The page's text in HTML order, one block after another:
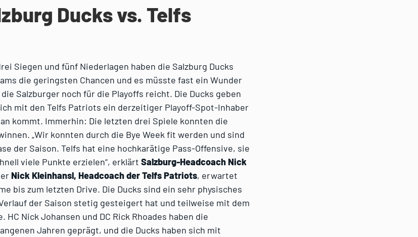
Ducks vs. Telfs
Siegen und fünf Niederlagen haben die Salzburg Ducks
die geringsten Chancen und es müsste fast ein Wunder
Salzburger noch für die Playoffs reicht. Die Ducks geben
mit den Telfs Patriots ein derzeitiger Playoff-Spot-Inhaber
kommt. Immerhin: Die letzten drei Spiele konnten die
„Wir konnten durch die Bye Week fit werden und sind
der Saison. Telfs hat eine hochkarätige Pass-Offensive, sie
viele Punkte erzielen“, erklärt Salzburg-Headcoach Nick
Nick Kleinhansl, Headcoach der Telfs Patriots, erwartet
bis zum letzten Drive. Die Ducks sind ein sehr physisches
der Saison stetig gesteigert hat und teilweise mit dem
HC Nick Johansen und DC Rick Rhoades haben die
Jahren geprägt, und die Ducks haben sich mit